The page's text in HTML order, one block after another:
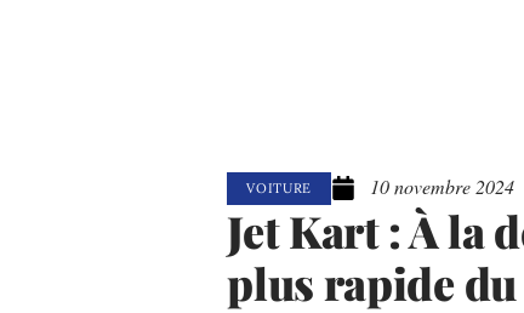
VOITURE 10 novembre 2024
Jet Kart : À la
plus rapide